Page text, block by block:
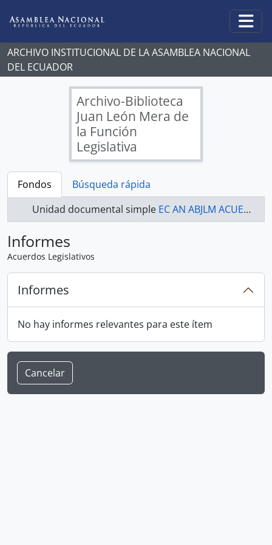
ARCHIVO INSTITUCIONAL DE LA ASAMBLEA NACIONAL
DEL ECUADOR
Archivo-Biblioteca
Juan León Mera de
la Función
Legislativa
Fondos
Búsqueda rápida
Unidad documental simple EC AN ABJLM ACUERDOS 017-A - Acuerdos Legislativos
Informes
Acuerdos Legislativos
Informes
No hay informes relevantes para este ítem
Cancelar